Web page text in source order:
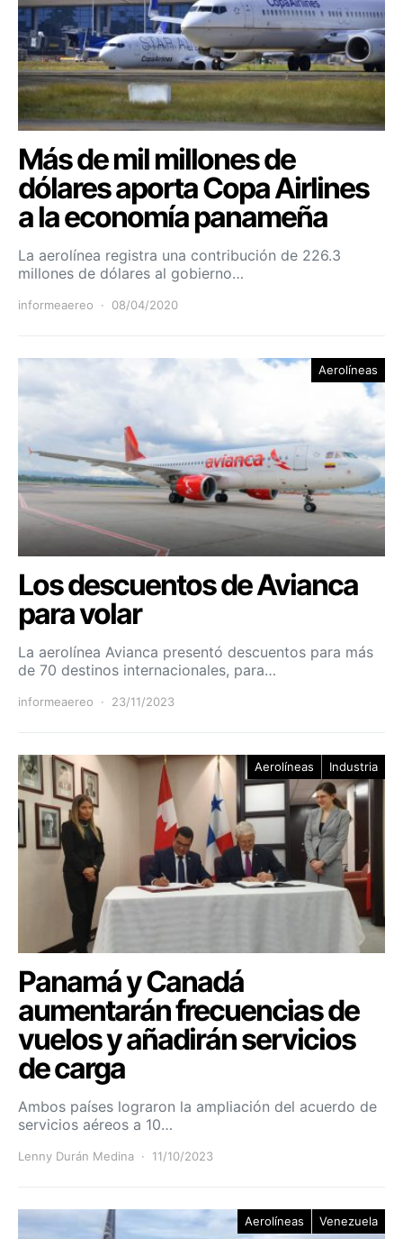
Más de mil millones de
dólares aporta Copa Airlines
a la economía panameña
La aerolínea registra una contribución de 226.3
millones de dólares al gobierno…
informeaereo 08/04/2020
Aerolíneas
Los descuentos de Avianca
para volar
La aerolínea Avianca presentó descuentos para más
de 70 destinos internacionales, para…
informeaereo 23/11/2023
Aerolíneas Industria
Panamá y Canadá
aumentarán frecuencias de
vuelos y añadirán servicios
de carga
Ambos países lograron la ampliación del acuerdo de
servicios aéreos a 10…
Lenny Durán Medina 11/10/2023
Aerolíneas Venezuela